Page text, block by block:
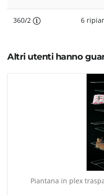
360/2 6
Altri utenti hanno
Piantana in plex